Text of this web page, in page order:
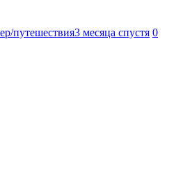
путешествия3 месяца спустя 0